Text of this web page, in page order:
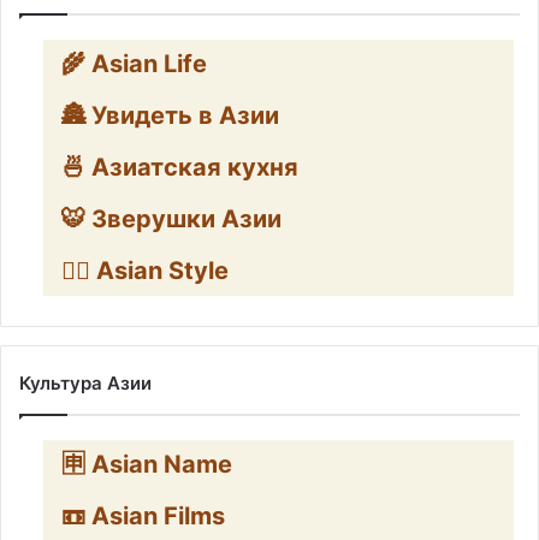
🌾 Asian Life
🏯 Увидеть в Азии
🍜 Азиатская кухня
🐯 Зверушки Азии
🧛‍♂️ Asian Style
Культура Азии
🈸 Asian Name
📼 Asian Films